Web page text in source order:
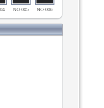
NO-005 NO-006